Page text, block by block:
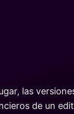
las
de un